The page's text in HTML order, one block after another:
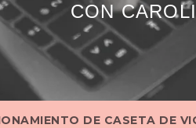
CON
DE CASETA DE